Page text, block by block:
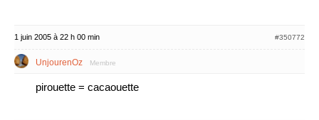
1 juin 2005 à 22 h 00 min #350772
UnjourenOz Membre
pirouette = cacaouette